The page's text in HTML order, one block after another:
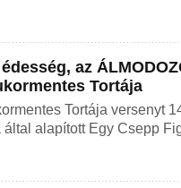
az
Tortája
Tortája versenyt
által alapított Egy Csepp